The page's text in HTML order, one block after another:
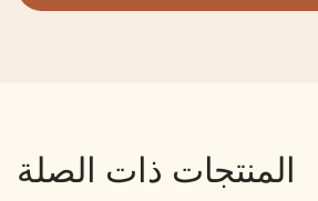
المنتجات ذات الصلة